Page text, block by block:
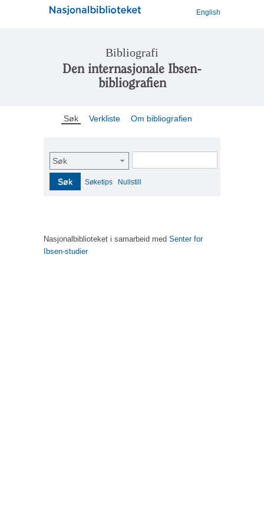
English
Bibliografi
Den internasjonale Ibsen-
bibliografien
Søk Verkliste Om bibliografien
Søk
Søk Søketips Nullstill
Nasjonalbiblioteket i samarbeid med Senter for
Ibsen-studier